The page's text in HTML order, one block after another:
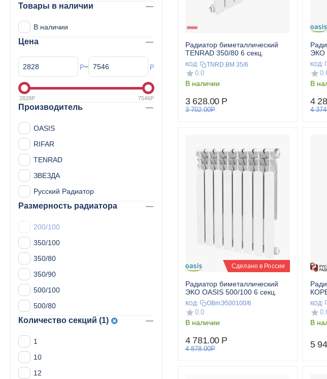
Радиатор биметаллический
TENRAD 350/80 6 секц.
КОД: TNRD.BM 35/6
0.0
В наличии
3 628.00 Р
3 702.00Р
ЭКО
КОД:
В
4
4
Сделано в России
Радиатор биметаллический
ЭКО OASIS 500/100 6 секц.
КОД: OBmЭ500100/6
0.0
В наличии
4 781.00 Р
4 878.00Р
500/
КОД:
В
5
Товары в наличии
В наличии
Цена
Р– Р
2828Р 7546Р
Производитель
OASIS
RIFAR
TENRAD
ЗВЕЗДА
Русский Радиатор
Размерность радиатора
200/100
350/100
350/80
350/90
500/100
500/80
Количество секций (1)
1
10
12